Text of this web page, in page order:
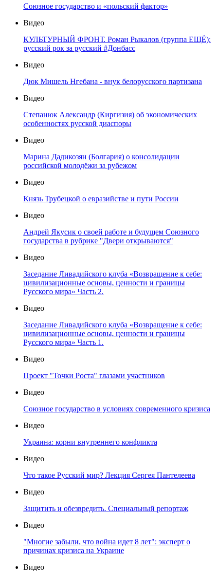
Союзное государство и «польский фактор»
Видео
КУЛЬТУРНЫЙ ФРОНТ. Роман Рыкалов (группа ЕЩЁ):
русский рок за русский #Донбасс
Видео
Дюк Мишель Нгебана - внук белорусского партизана
Видео
Степанюк Александр (Киргизия) об экономических
особенностях русской диаспоры
Видео
Марина Дадикозян (Болгария) о консолидации
российской молодёжи за рубежом
Видео
Князь Трубецкой о евразийстве и пути России
Видео
Андрей Якусик о своей работе и будущем Союзного
государства в рубрике "Двери открываются"
Видео
Заседание Ливадийского клуба «Возвращение к себе:
цивилизационные основы, ценности и границы
Русского мира» Часть 2.
Видео
Заседание Ливадийского клуба «Возвращение к себе:
цивилизационные основы, ценности и границы
Русского мира» Часть 1.
Видео
Проект "Точки Роста" глазами участников
Видео
Союзное государство в условиях современного кризиса
Видео
Украина: корни внутреннего конфликта
Видео
Что такое Русский мир? Лекция Сергея Пантелеева
Видео
Защитить и обезвредить. Специальный репортаж
Видео
"Многие забыли, что война идет 8 лет": эксперт о
причинах кризиса на Украине
Видео